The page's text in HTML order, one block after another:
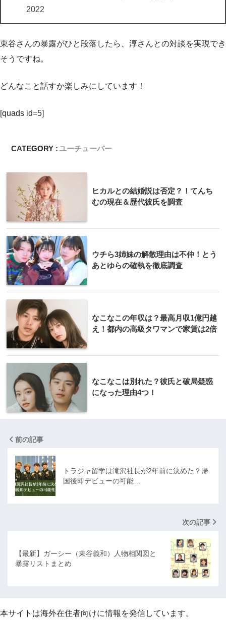
2022
東谷さんの暴露がひと段落したら、淳さんとの対談を実現でき
そうですね。
どんなこと話すか楽しみにしています！
[quads id=5]
CATEGORY :ユーチューバー
ヒカルとの結婚説は否定？！てんち
むの現在＆歴代彼氏を調査
ウチら3姉妹の解散理由は不仲！とう
あとゆらの確執を徹底調査
なこなこの年収は？最高月収1億円越
え！都内の高級タワマンで家賃は2倍
なこなこは別れた？彼氏と破局疑惑
になった理由4つ！
前の記事
トラジャ留学は滝沢社長が2年前に決めた？帰
国後即デビューの可能…
次の記事
【最新】ガーシー（東谷義和）人物相関図と
暴露リストまとめ
本サイトは海外在住者向けに情報を発信しています。